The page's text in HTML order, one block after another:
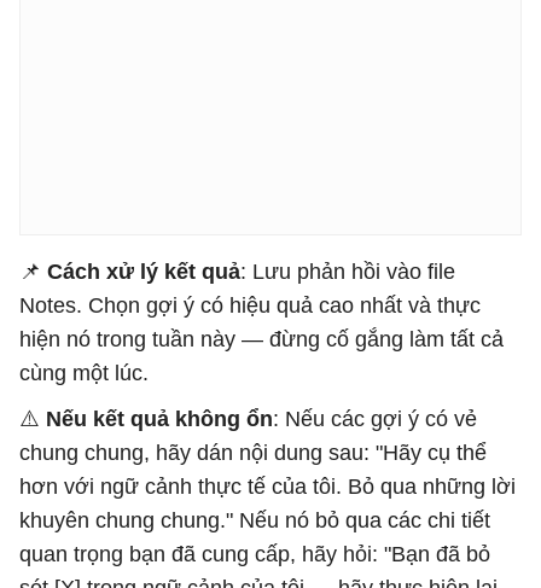
📌 Cách xử lý kết quả: Lưu phản hồi vào file
Notes. Chọn gợi ý có hiệu quả cao nhất và thực
hiện nó trong tuần này — đừng cố gắng làm tất cả
cùng một lúc.
⚠️ Nếu kết quả không ổn: Nếu các gợi ý có vẻ
chung chung, hãy dán nội dung sau: "Hãy cụ thể
hơn với ngữ cảnh thực tế của tôi. Bỏ qua những lời
khuyên chung chung." Nếu nó bỏ qua các chi tiết
quan trọng bạn đã cung cấp, hãy hỏi: "Bạn đã bỏ